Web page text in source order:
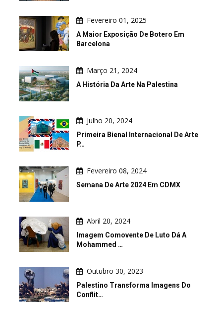
Fevereiro 01, 2025
A Maior Exposição De Botero Em
Barcelona
Março 21, 2024
A História Da Arte Na Palestina
Julho 20, 2024
Primeira Bienal Internacional De Arte
P…
Fevereiro 08, 2024
Semana De Arte 2024 Em CDMX
Abril 20, 2024
Imagem Comovente De Luto Dá A
Mohammed …
Outubro 30, 2023
Palestino Transforma Imagens Do
Conflit…